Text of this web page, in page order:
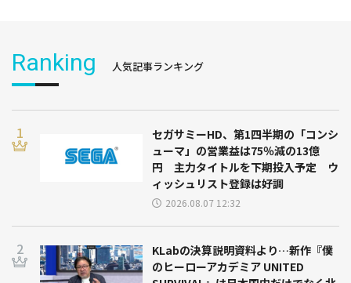
Ranking 人気記事ランキング
セガサミーHD、第1四半期の「コンシ
ューマ」の営業益は75％減の13億
円 主力タイトルを下期投入予定 ウ
ィッシュリスト登録は好調
2026.08.07 12:32
KLabの決算説明資料より…新作『僕
のヒーローアカデミア UNITED